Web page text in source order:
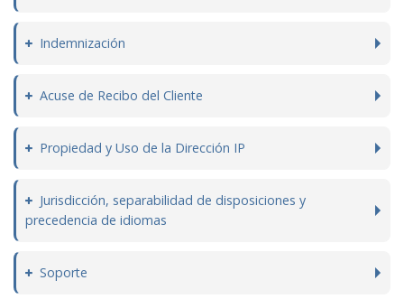
Indemnización
Acuse de Recibo del Cliente
Propiedad y Uso de la Dirección IP
Jurisdicción, separabilidad de disposiciones y
precedencia de idiomas
Soporte